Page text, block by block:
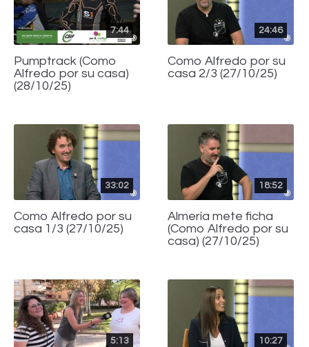
7:44
Pumptrack (Como
Alfredo por su casa)
(28/10/25)
24:46
Como Alfredo por su
casa 2/3 (27/10/25)
33:02
Como Alfredo por su
casa 1/3 (27/10/25)
18:52
Almería mete ficha
(Como Alfredo por su
casa) (27/10/25)
5:13 10:27